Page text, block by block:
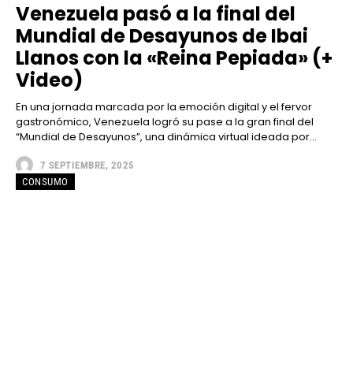
Venezuela pasó a la final del
Mundial de Desayunos de Ibai
Llanos con la «Reina Pepiada» (+
Video)
En una jornada marcada por la emoción digital y el fervor
gastronómico, Venezuela logró su pase a la gran final del
“Mundial de Desayunos”, una dinámica virtual ideada por...
7 SEPTIEMBRE, 2025
CONSUMO